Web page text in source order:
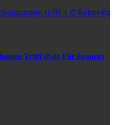
Trifft (nur Für Frauen)